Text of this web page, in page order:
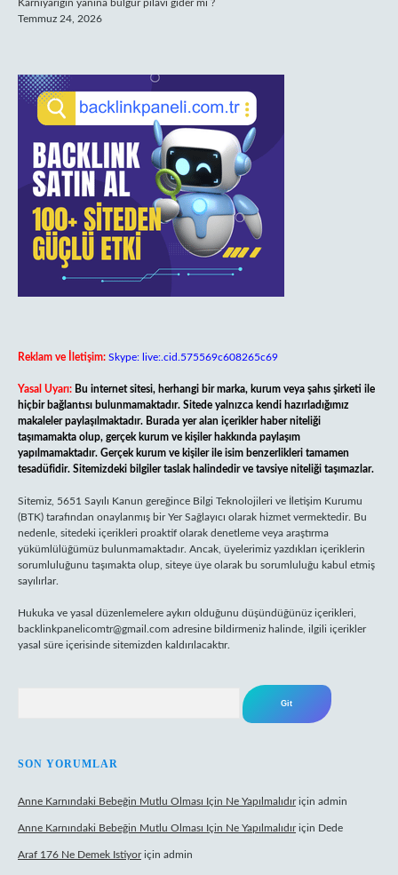
Karnıyarığın yanına bulgur pilavı gider mi ?
Temmuz 24, 2026
Reklam ve İletişim: Skype: live:.cid.575569c608265c69
Yasal Uyarı: Bu internet sitesi, herhangi bir marka, kurum veya şahıs şirketi ile
hiçbir bağlantısı bulunmamaktadır. Sitede yalnızca kendi hazırladığımız
makaleler paylaşılmaktadır. Burada yer alan içerikler haber niteliği
taşımamakta olup, gerçek kurum ve kişiler hakkında paylaşım
yapılmamaktadır. Gerçek kurum ve kişiler ile isim benzerlikleri tamamen
tesadüfidir. Sitemizdeki bilgiler taslak halindedir ve tavsiye niteliği taşımazlar.
Sitemiz, 5651 Sayılı Kanun gereğince Bilgi Teknolojileri ve İletişim Kurumu
(BTK) tarafından onaylanmış bir Yer Sağlayıcı olarak hizmet vermektedir. Bu
nedenle, sitedeki içerikleri proaktif olarak denetleme veya araştırma
yükümlülüğümüz bulunmamaktadır. Ancak, üyelerimiz yazdıkları içeriklerin
sorumluluğunu taşımakta olup, siteye üye olarak bu sorumluluğu kabul etmiş
sayılırlar.
Hukuka ve yasal düzenlemelere aykırı olduğunu düşündüğünüz içerikleri,
backlinkpanelicomtr@gmail.com adresine bildirmeniz halinde, ilgili içerikler
yasal süre içerisinde sitemizden kaldırılacaktır.
SON YORUMLAR
Anne Karnındaki Bebeğin Mutlu Olması Için Ne Yapılmalıdıriçin admin
Anne Karnındaki Bebeğin Mutlu Olması Için Ne Yapılmalıdıriçin Dede
Araf 176 Ne Demek Istiyoriçin admin